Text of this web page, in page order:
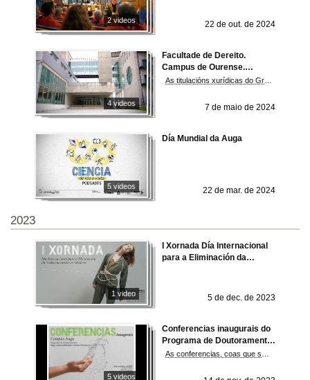
2 videos
22 de out. de 2024
4 videos
Facultade de Dereito.
Campus de Ourense.
Universidade de Vigo
7 de maio de 2024
5 videos
Día Mundial da Auga
22 de mar. de 2024
2023
1 video
I Xornada Día Internacional
para a Eliminación da
5 de dec. de 2023
5 videos
Conferencias inaugurais do
Programa de Doutoramento
Auga, Sustentabilidade e
2023/2024. Campus Auga